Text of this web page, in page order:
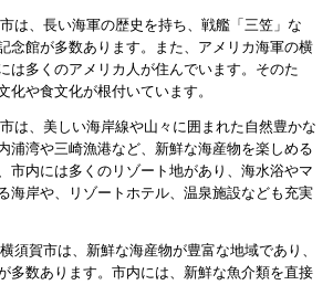
は、長い海軍の歴史を持ち、戦艦「三笠」な
念館が多数あります。また、アメリカ海軍の横
は多くのアメリカ人が住んでいます。そのた
化や食文化が根付いています。
は、美しい海岸線や山々に囲まれた自然豊かな
浦湾や三崎漁港など、新鮮な海産物を楽しめる
市内には多くのリゾート地があり、海水浴やマ
海岸や、リゾートホテル、温泉施設なども充実
須賀市は、新鮮な海産物が豊富な地域であり、
多数あります。市内には、新鮮な魚介類を直接